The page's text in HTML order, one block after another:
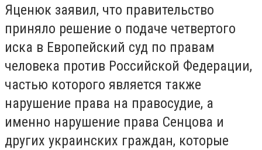
Яценюк заявил, что правительство
приняло решение о подаче четвертого
иска в Европейский суд по правам
человека против Российской Федерации,
частью которого является также
нарушение права на правосудие, а
именно нарушение права Сенцова и
других украинских граждан, которые